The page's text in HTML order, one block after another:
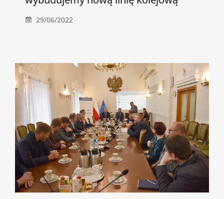
29/06/2022